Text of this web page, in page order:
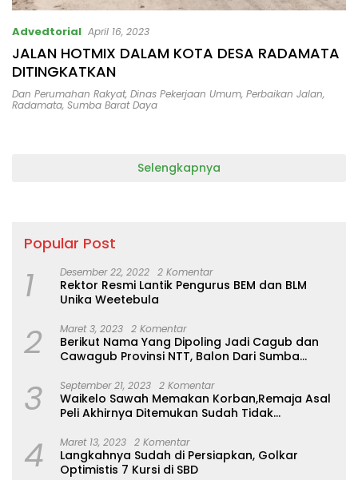
Advedtorial April 16, 2023
JALAN HOTMIX DALAM KOTA DESA RADAMATA
DITINGKATKAN
Dan Perumahan Rakyat, Dinas Pekerjaan Umum, Perbaikan Jalan,
Radamata, Sumba Barat Daya
Selengkapnya
Popular Post
1 Desember 22, 2022 2 Komentar
Rektor Resmi Lantik Pengurus BEM dan BLM
Unika Weetebula
2 Maret 3, 2023 2 Komentar
Berikut Nama Yang Dipoling Jadi Cagub dan
Cawagub Provinsi NTT, Balon Dari Sumba
3 September 21, 2023 2 Komentar
Waikelo Sawah Memakan Korban,Remaja Asal
Peli Akhirnya Ditemukan Sudah Tidak
4 Maret 13, 2023 2 Komentar
Langkahnya Sudah di Persiapkan, Golkar
Optimistis 7 Kursi di SBD